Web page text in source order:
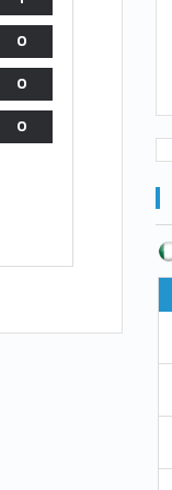
0
0
0
38 76